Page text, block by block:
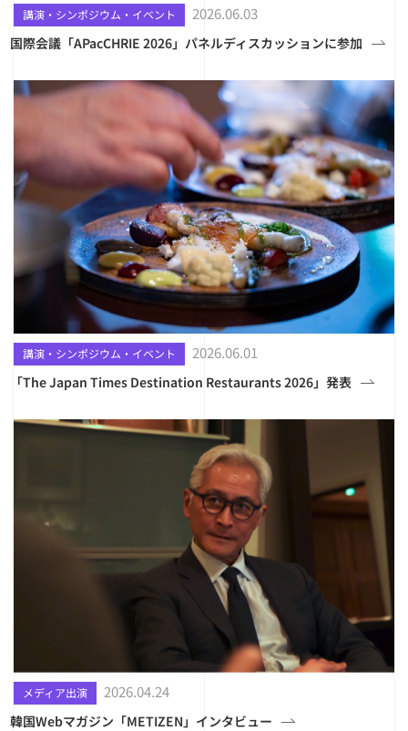
講演・シンポジウム・イベント 2026.06.03
国際会議「APacCHRIE 2026」パネルディスカッションに参加
講演・シンポジウム・イベント 2026.06.01
「The Japan Times Destination Restaurants 2026」発表
メディア出演 2026.04.24
韓国Webマガジン「METIZEN」インタビュー